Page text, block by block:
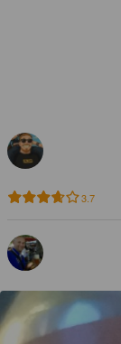
3.7